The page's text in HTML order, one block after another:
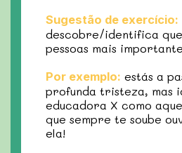
Sugestão de exercício:
descobre/identifica
pessoas mais
Por exemplo: estás a
profunda tristeza, mas
educadora X como
que sempre te soube
ela!